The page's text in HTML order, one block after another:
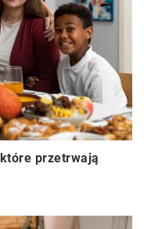
przetrwają